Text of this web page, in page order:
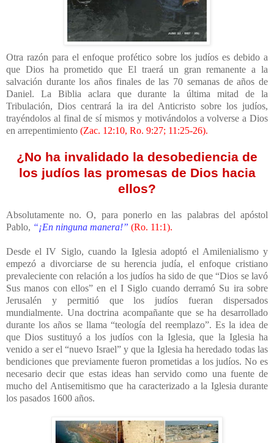
Otra razón para el enfoque profético sobre los judíos es debido a
que Dios ha prometido que El traerá un gran remanente a la
salvación durante los años finales de las 70 semanas de años de
Daniel. La Biblia aclara que durante la última mitad de la
Tribulación, Dios centrará la ira del Anticristo sobre los judíos,
trayéndolos al final de sí mismos y motivándolos a volverse a Dios
en arrepentimiento (Zac. 12:10, Ro. 9:27; 11:25-26).
¿No ha invalidado la desobediencia de
los judíos las promesas de Dios hacia
ellos?
Absolutamente no. O, para ponerlo en las palabras del apóstol
Pablo, “¡En ninguna manera!” (Ro. 11:1).
Desde el IV Siglo, cuando la Iglesia adoptó el Amilenialismo y
empezó a divorciarse de su herencia judía, el enfoque cristiano
prevaleciente con relación a los judíos ha sido de que “Dios se lavó
Sus manos con ellos” en el I Siglo cuando derramó Su ira sobre
Jerusalén y permitió que los judíos fueran dispersados
mundialmente. Una doctrina acompañante que se ha desarrollado
durante los años se llama “teología del reemplazo”. Es la idea de
que Dios sustituyó a los judíos con la Iglesia, que la Iglesia ha
venido a ser el “nuevo Israel” y que la Iglesia ha heredado todas las
bendiciones que previamente fueron prometidas a los judíos. No es
necesario decir que estas ideas han servido como una fuente de
mucho del Antisemitismo que ha caracterizado a la Iglesia durante
los pasados 1600 años.